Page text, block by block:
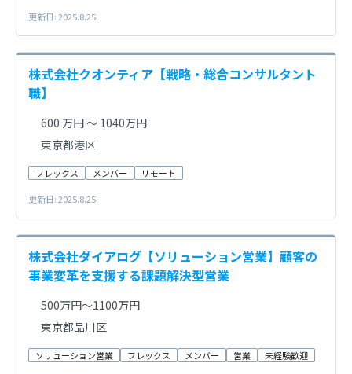
更新日: 2025.8.25
株式会社クオンティア【戦略・総合コンサルタント
職】
600 万円 〜 1040万円
東京都港区
フレックス メンバー リモート
更新日: 2025.8.25
株式会社ダイアログ【ソリューション営業】顧客の
事業変革を支援する課題解決型営業
500万円～1100万円
東京都品川区
ソリューション営業 フレックス メンバー 営業 未経験歓迎